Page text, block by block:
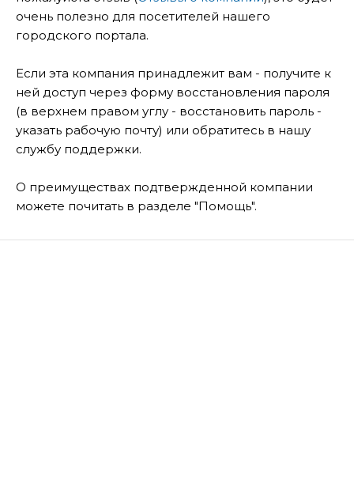
очень полезно для посетителей нашего
городского портала.
Если эта компания принадлежит вам - получите к
ней доступ через форму восстановления пароля
(в верхнем правом углу - восстановить пароль -
указать рабочую почту) или обратитесь в нашу
службу поддержки.
О преимуществах подтвержденной компании
можете почитать в разделе "Помощь".